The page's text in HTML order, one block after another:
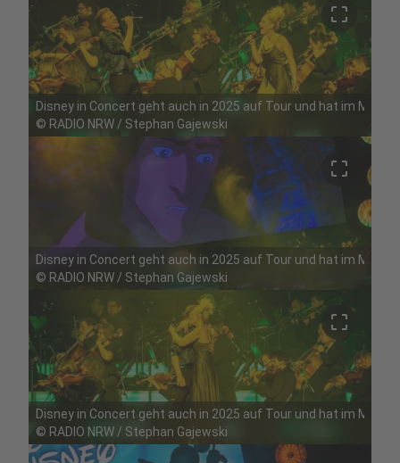
crop_free
Disney in Concert geht auch in 2025 auf Tour und hat im Mai
© RADIO NRW / Stephan Gajewski
crop_free
Disney in Concert geht auch in 2025 auf Tour und hat im Mai
© RADIO NRW / Stephan Gajewski
crop_free
Disney in Concert geht auch in 2025 auf Tour und hat im Mai
© RADIO NRW / Stephan Gajewski